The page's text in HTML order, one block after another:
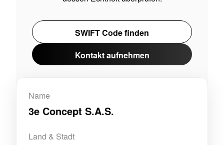
SWIFT Code finden
Kontakt aufnehmen
Name
3e Concept S.A.S.
Land & Stadt